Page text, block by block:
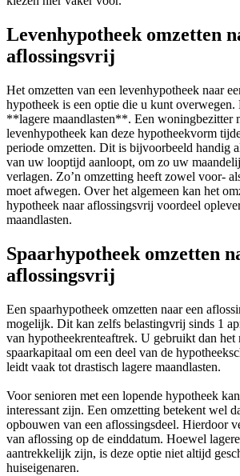
Levenhypotheek omzetten
aflossingsvrij
Het omzetten van een levenhypotheek naar
hypotheek is een optie die u kunt
**lagere maandlasten**. Een woningbezitter
levenhypotheek kan deze hypotheekvorm
periode omzetten. Dit is bijvoorbeeld handig
van uw looptijd aanloopt, om zo uw
verlagen. Zo’n omzetting heeft zowel voor-
moet afwegen. Over het algemeen kan het
hypotheek naar aflossingsvrij voordeel
maandlasten.
Spaarhypotheek omzetten
aflossingsvrij
Een spaarhypotheek omzetten naar een
mogelijk. Dit kan zelfs belastingvrij sinds 1
van hypotheekrenteaftrek. U gebruikt dan het
spaarkapitaal om een deel van de
leidt vaak tot drastisch lagere maandlasten.
Voor senioren met een lopende hypotheek
interessant zijn. Een omzetting betekent wel
opbouwen van een aflossingsdeel. Hierdoor
van aflossing op de einddatum. Hoewel
aantrekkelijk zijn, is deze optie niet altijd
huiseigenaren.